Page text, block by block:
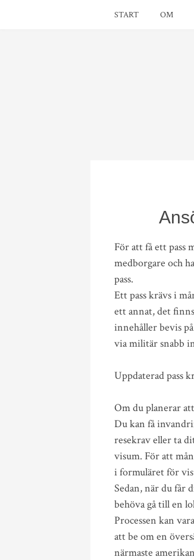
START OM
För att få ett pass
medborgare och
pass.
Ett pass krävs i
ett annat, det
innehåller bevis
via militär snabb
Uppdaterad pass
Om du planerar
Du kan få
resekrav eller ta
visum. För att
i formuläret för
Sedan, när du får
behöva gå till en
Processen kan
att be om en
närmaste